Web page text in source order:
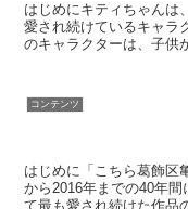
はじめにキティちゃんは
愛され続けているキャラ
のキャラクターは、子供
コンテンツ
はじめに「こちら葛飾区
から2016年までの40年
て最も愛され続けた作品